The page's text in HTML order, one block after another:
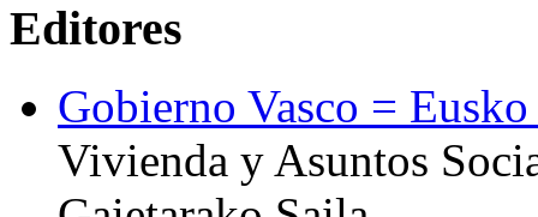
Editores
Gobierno Vasco =
Vivienda y Asuntos